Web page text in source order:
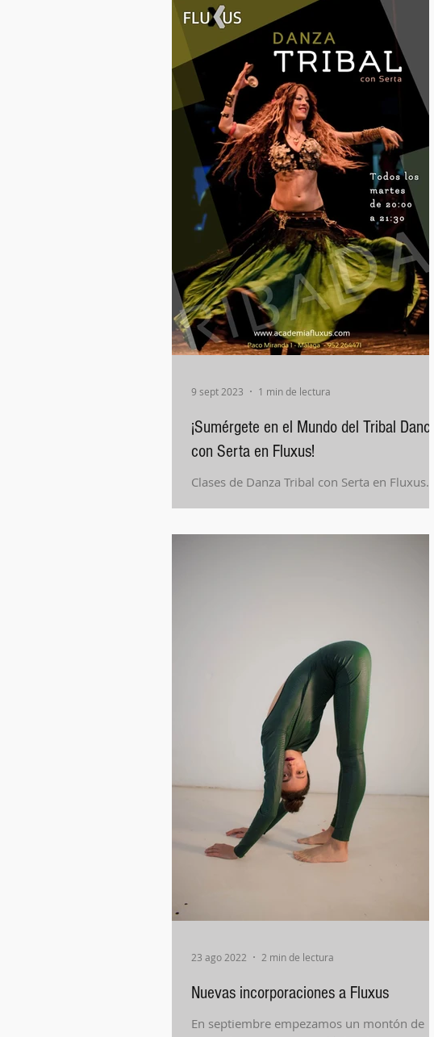
¡Sumérgete en el Mundo del Tribal Dance
con Serta en Fluxus!
Clases de Danza Tribal con Serta en Fluxus.
9 sept 2023 1 min de lectura
Nuevas incorporaciones a Fluxus
En septiembre empezamos un montón de
23 ago 2022 2 min de lectura